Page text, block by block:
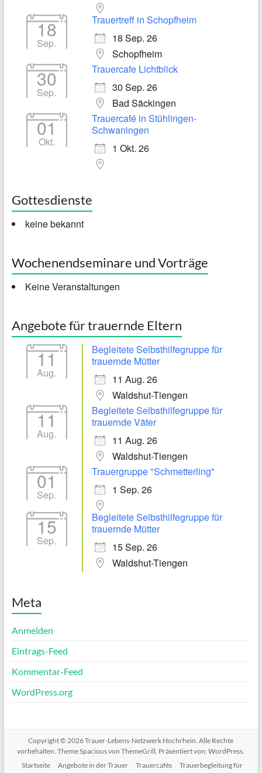
18
Sep.
Trauertreff in Schopfheim
18 Sep. 26
Schopfheim
30
Sep.
Trauercafe Lichtblick
30 Sep. 26
Bad Säckingen
01
Okt.
Trauercafé in Stühlingen-
Schwaningen
1 Okt. 26
Gottesdienste
keine bekannt
Wochenendseminare und Vorträge
Keine Veranstaltungen
Angebote für trauernde Eltern
11
Aug.
Begleitete Selbsthilfegruppe für
trauernde Mütter
11 Aug. 26
Waldshut-Tiengen
11
Aug.
Begleitete Selbsthilfegruppe für
trauernde Väter
11 Aug. 26
Waldshut-Tiengen
01
Sep.
Trauergruppe "Schmetterling"
1 Sep. 26
15
Sep.
Begleitete Selbsthilfegruppe für
trauernde Mütter
15 Sep. 26
Waldshut-Tiengen
Meta
Anmelden
Eintrags-Feed
Kommentar-Feed
WordPress.org
Copyright © 2026Trauer-Lebens-Netzwerk Hochrhein. Alle Rechte
vorbehalten. ThemeSpaciousvon ThemeGrill. Präsentiert von:WordPress.
Startseite
Angebote in der Trauer Trauercafés
Trauerbegleitung für